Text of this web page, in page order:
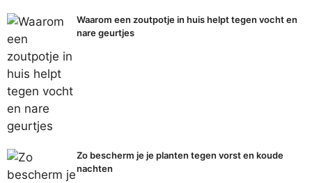
Waarom een zoutpotje in huis helpt tegen vocht en
nare geurtjes
Zo bescherm je je planten tegen vorst en koude
nachten